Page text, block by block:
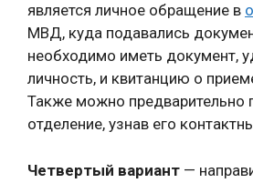
является личное обращение в
МВД, куда подавались
необходимо иметь документ,
личность, и квитанцию о
Также можно предварительно
отделение, узнав его
Четвертый вариант —